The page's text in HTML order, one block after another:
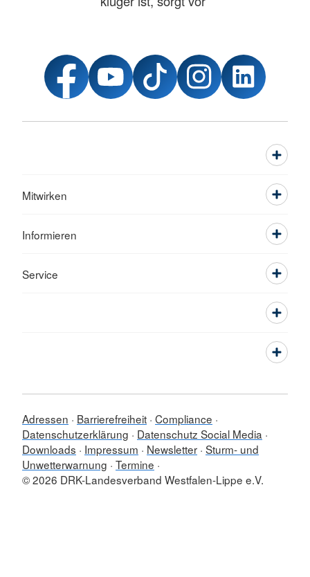
Mitwirken
Informieren
Service
Adressen Barrierefreiheit Compliance
Datenschutzerklärung
Datenschutz Social Media
Downloads
Impressum Newsletter Sturm- und
Unwetterwarnung Termine
© 2026 DRK-Landesverband Westfalen-Lippe e.V.